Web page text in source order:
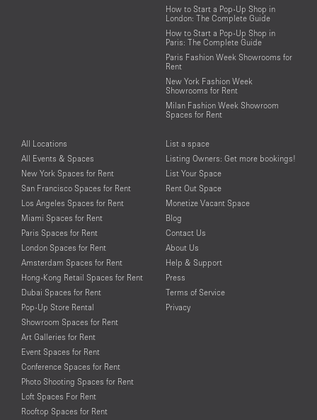
How to Start a Pop-Up Shop in
London: The Complete Guide
How to Start a Pop-Up Shop in
Paris: The Complete Guide
Paris Fashion Week Showrooms for
Rent
New York Fashion Week
Showrooms for Rent
Milan Fashion Week Showroom
Spaces for Rent
All Locations
All Events & Spaces
New York Spaces for Rent
San Francisco Spaces for Rent
Los Angeles Spaces for Rent
Miami Spaces for Rent
Paris Spaces for Rent
London Spaces for Rent
Amsterdam Spaces for Rent
Hong-Kong Retail Spaces for Rent
Dubai Spaces for Rent
Pop-Up Store Rental
Showroom Spaces for Rent
Art Galleries for Rent
Event Spaces for Rent
Conference Spaces for Rent
Photo Shooting Spaces for Rent
Loft Spaces For Rent
Rooftop Spaces for Rent
List a space
Listing Owners: Get more bookings!
List Your Space
Rent Out Space
Monetize Vacant Space
Blog
Contact Us
About Us
Help & Support
Press
Terms of Service
Privacy